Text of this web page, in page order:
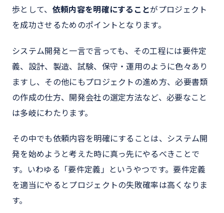
歩として、 依頼内容を明確にすることがプロジェクト
を成功させるためのポイントとなります。
システム開発と一言で言っても、その工程には要件定
義、設計、製造、試験、保守・運用のように色々あり
ますし、その他にもプロジェクトの進め方、必要書類
の作成の仕方、開発会社の選定方法など、必要なこと
は多岐にわたります。
その中でも依頼内容を明確にすることは、システム開
発を始めようと考えた時に真っ先にやるべきことで
す。いわゆる「要件定義」というやつです。要件定義
を適当にやるとプロジェクトの失敗確率は高くなりま
す。